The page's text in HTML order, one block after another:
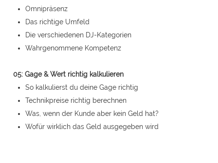
Omnipräsenz
Das richtige Umfeld
Die verschiedenen DJ-Kategorien
Wahrgenommene Kompetenz
05: Gage & Wert richtig kalkulieren
So kalkulierst du deine Gage richtig
Technikpreise richtig berechnen
Was, wenn der Kunde aber kein Geld hat?
Wofür wirklich das Geld ausgegeben wird